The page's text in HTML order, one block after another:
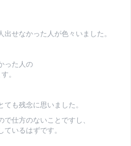
せなかった人が色々いました。
った人の
。
も残念に思いました。
仕方のないことですし、
いるはずです。